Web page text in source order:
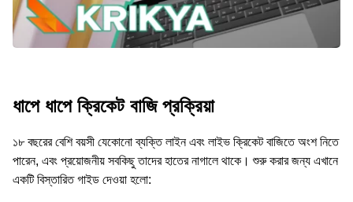
ধাপে ধাপে ক্রিকেট বাজি প্রক্রিয়া
১৮ বছরের বেশি বয়সী যেকোনো ব্যক্তি লাইন এবং লাইভ ক্রিকেট বাজিতে অংশ নিতে
পারেন, এবং প্রয়োজনীয় সবকিছু তাদের হাতের নাগালে থাকে। শুরু করার জন্য এখানে
একটি বিস্তারিত গাইড দেওয়া হলো: